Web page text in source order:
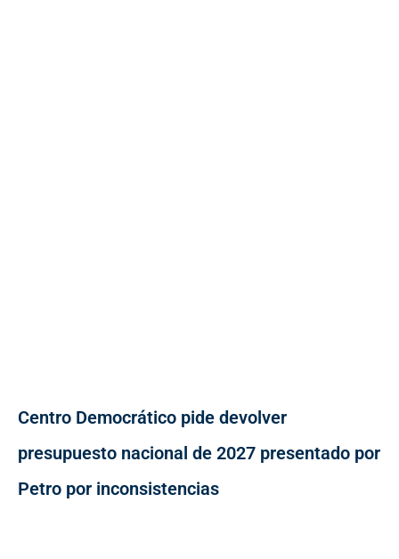
Centro Democrático pide devolver
presupuesto nacional de 2027 presentado por
Petro por inconsistencias